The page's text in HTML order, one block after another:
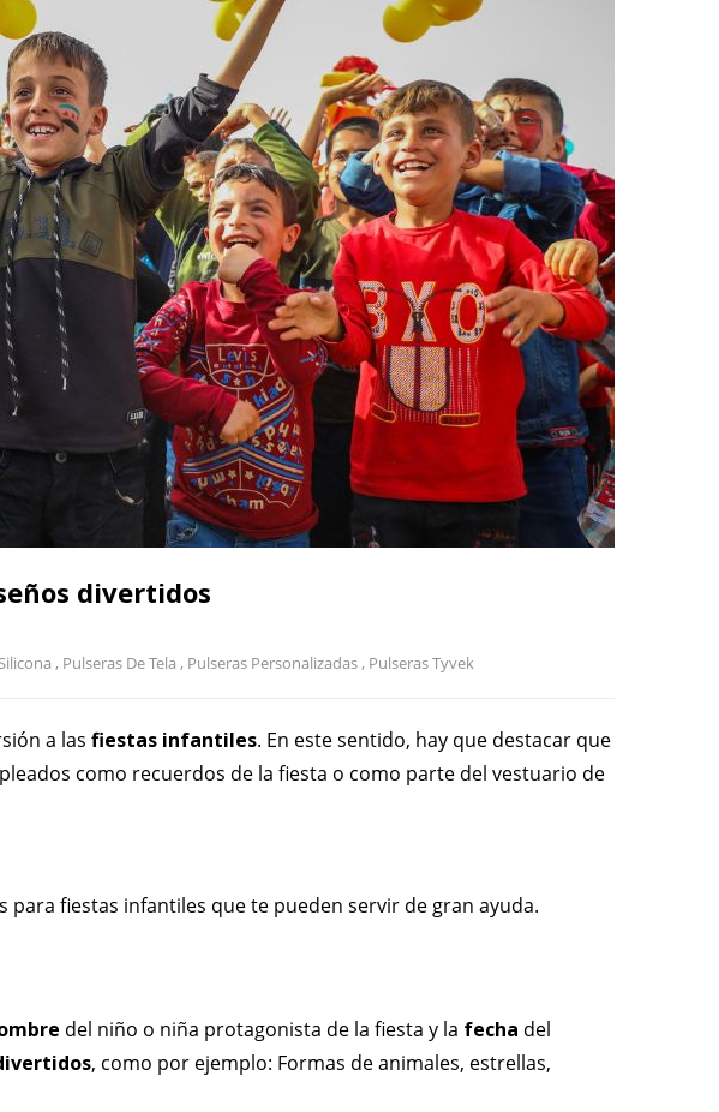
divertidos
, Pulseras De Tela , Pulseras Personalizadas, Pulseras Tyvek
a las fiestas infantiles. En este sentido, hay que destacar que
como recuerdos de la fiesta o como parte del vestuario de
fiestas infantiles que te pueden servir de gran ayuda.
del niño o niña protagonista de la fiesta y la fecha del
, como por ejemplo: Formas de animales, estrellas,